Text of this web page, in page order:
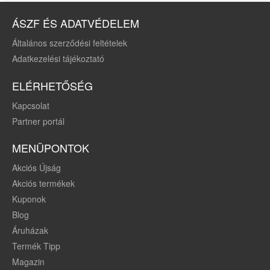
ÁSZF ÉS ADATVÉDELEM
Általános szerződési feltételek
Adatkezelési tájékoztató
ELÉRHETŐSÉG
Kapcsolat
Partner portál
MENÜPONTOK
Akciós Újság
Akciós termékek
Kuponok
Blog
Áruházak
Termék Tipp
Magazin